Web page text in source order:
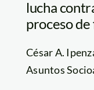
lucha
proceso
César A.
Asuntos